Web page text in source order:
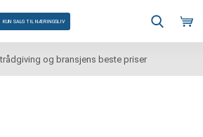
KUN SALG TIL NÆRINGSLIV
og bransjens beste priser